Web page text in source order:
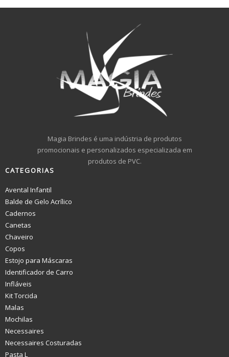
Magia Brindes é uma indústria de produtos
promocionais e personalizados especializada em
produtos de PVC.
CATEGORIAS
Avental Infantil
Balde de Gelo Acrílico
Cadernos
Canetas
Chaveiro
Copos
Estojo para Máscaras
Identificador de Carro
Infláveis
Kit Torcida
Malas
Mochilas
Necessaires
Necessaires Costuradas
Pasta L